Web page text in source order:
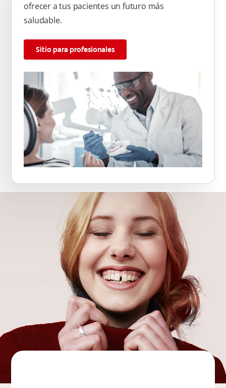
ofrecer a tus pacientes un futuro más
saludable.
Sitio para profesionales